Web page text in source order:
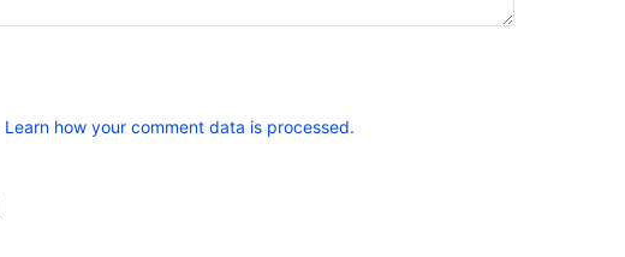
Learn how your comment data is processed.